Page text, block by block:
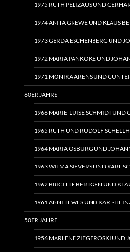
1975 RUTH PELIZÄUS UND
1974 ANITA GREWE UND KLAUS
1973 GERDA ESCHENBERG UND
1972 MARIA PANKOKE UND
1971 MONIKA ARENS UND
60ER JAHRE
1966 MARIE-LUISE SCHMIDT UND
1965 RUTH UND RUDOLF
1964 MARIA OSBURG UND
1963 WILMA SIEVERS UND KARL
1962 BRIGITTE BERTGEN UND
1961 ANNI TEWES UND KARL-
50ER JAHRE
1956 MARLENE ZIEGEROSKI UND